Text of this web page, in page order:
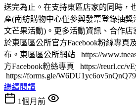
送完為止。在支持東區店家的同時，
產(南紡購物中心僅參與發票登錄抽
文芒果活動)。更多活動資訊、合作
於東區區公所官方Facebook粉絲專頁
布。東區區公所網站 https://
方Facebook粉絲專頁 https://reurl.cc/
https://forms.gle/W6DU1yc6ov5nQnQ79
繼續閱讀
1個月前